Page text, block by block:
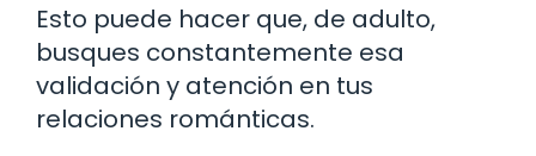
Esto puede hacer que, de adulto,
busques constantemente esa
validación y atención en tus
relaciones románticas.